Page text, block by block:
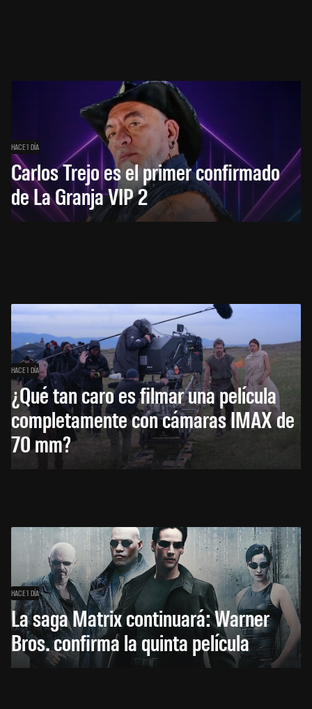
HACE 1 DÍA
Carlos Trejo es el primer confirmado
de La Granja VIP 2
HACE 1 DÍA
¿Qué tan caro es filmar una película
completamente con cámaras IMAX de
70 mm?
HACE 1 DÍA
La saga Matrix continuará: Warner
Bros. confirma la quinta película